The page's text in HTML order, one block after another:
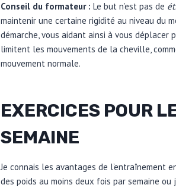
Conseil du formateur : Le but n’est pas de
maintenir une certaine rigidité au niveau du
démarche, vous aidant ainsi à vous déplacer
limitent les mouvements de la cheville,
mouvement normale.
EXERCICES POUR
SEMAINE
Je connais les avantages de l’entraînement
des poids au moins deux fois par semaine